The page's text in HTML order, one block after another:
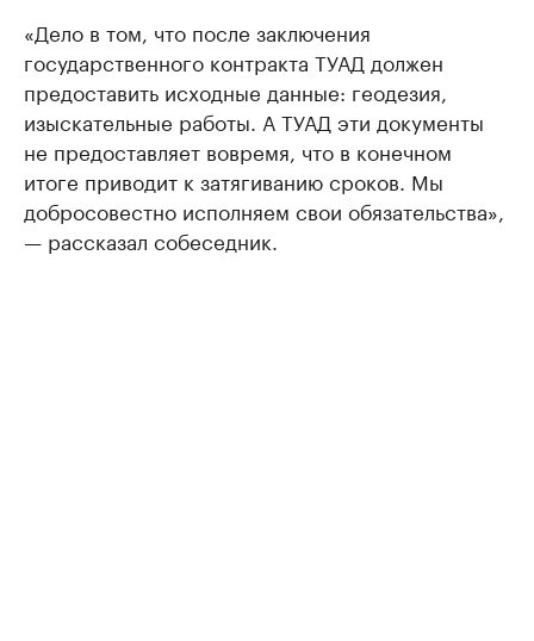
«Дело в том, что после заключения
государственного контракта ТУАД должен
предоставить исходные данные: геодезия,
изыскательные работы. А ТУАД эти документы
не предоставляет вовремя, что в конечном
итоге приводит к затягиванию сроков. Мы
добросовестно исполняем свои обязательства»,
— рассказал собеседник.